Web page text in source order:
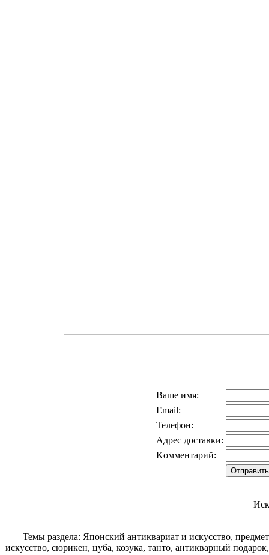
Ваше имя:
Email:
Телефон:
Адрес доставки:
Kомментарий:
Темы раздела: Японский антиквариат и искусство,
искусство, сюрикен, цуба, козука, танто, антикварный